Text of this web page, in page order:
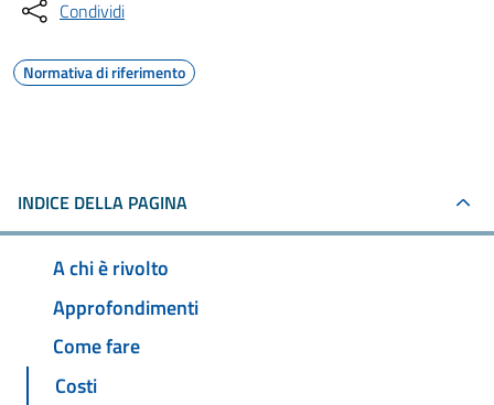
Condividi
Normativa di riferimento
INDICE DELLA PAGINA
A chi è rivolto
Approfondimenti
Come fare
Costi